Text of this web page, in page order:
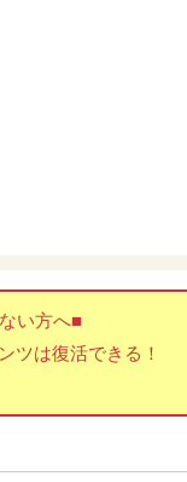
い方へ■
ツは復活できる！